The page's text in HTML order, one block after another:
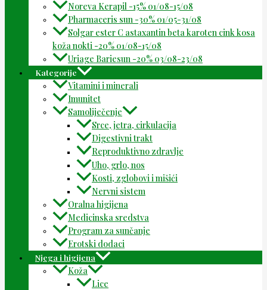
Noreva Kerapil -15% 01/08-15/08
Pharmaceris sun -30% 01/05-31/08
Solgar ester C astaxantin beta karoten cink kosa
koža nokti -20% 01/08-15/08
Uriage Bariesun -20% 03/08-23/08
Kategorije
Vitamini i minerali
Imunitet
Samoliječenje
Srce, jetra, cirkulacija
Digestivni trakt
Reproduktivno zdravlje
Uho, grlo, nos
Kosti, zglobovi i mišići
Nervni sistem
Oralna higijena
Medicinska sredstva
Program za sunčanje
Erotski dodaci
Njega i higijena
Koža
Lice